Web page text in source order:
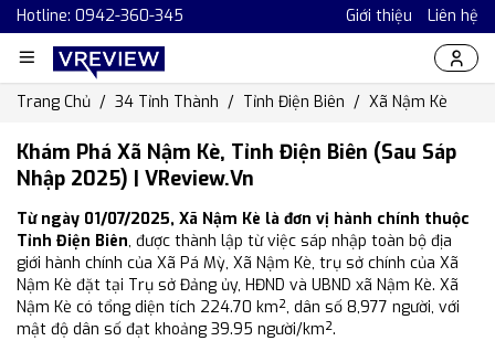
Hotline: 0942-360-345 Giới thiệu Liên hệ
Trang Chủ 34 Tỉnh Thành Tỉnh Điện Biên Xã Nậm Kè
Khám Phá Xã Nậm Kè, Tỉnh Điện Biên (Sau Sáp
Nhập 2025) | VReview.vn
Từ ngày 01/07/2025, Xã Nậm Kè là đơn vị hành chính thuộc
Tỉnh Điện Biên, được thành lập từ việc sáp nhập toàn bộ địa
giới hành chính của Xã Pá Mỳ, Xã Nậm Kè, trụ sở chính của Xã
Nậm Kè đặt tại Trụ sở Đảng ủy, HĐND và UBND xã Nậm Kè. Xã
Nậm Kè có tổng diện tích 224.70 km², dân số 8,977 người, với
mật độ dân số đạt khoảng 39.95 người/km².